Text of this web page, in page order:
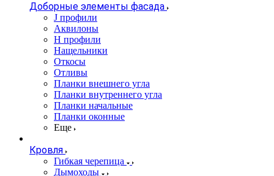
Доборные элементы фасада
J профили
Аквилоны
Н профили
Нащельники
Откосы
Отливы
Планки внешнего угла
Планки внутреннего угла
Планки начальные
Планки оконные
Еще
Кровля
Гибкая черепица
Дымоходы